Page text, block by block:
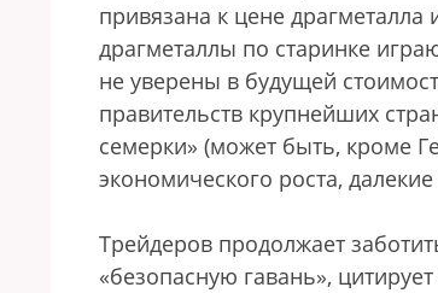
привязана к цене
драгметаллы по старинке
не уверены в будущей
правительств крупнейших
семерки» (может быть, кроме
экономического роста,
Трейдеров продолжает
«безопасную гавань»,